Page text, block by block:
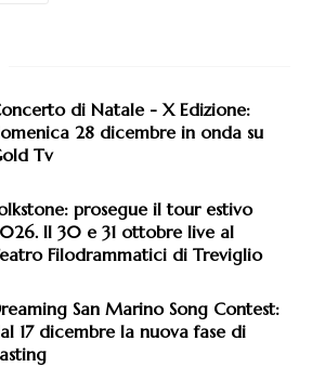
di Natale - X Edizione:
28 dicembre in onda su
Tv
prosegue il tour estivo
Il 30 e 31 ottobre live al
Filodrammatici di Treviglio
San Marino Song Contest:
17 dicembre la nuova fase di